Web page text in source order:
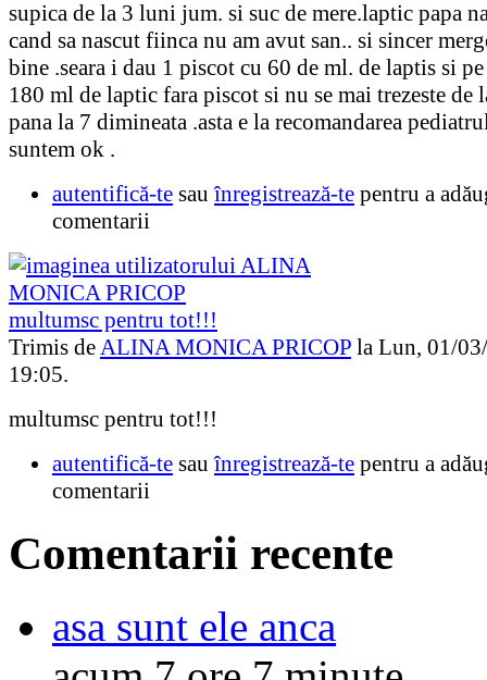
supica de la 3 luni jum. si suc de mere.laptic papa
cand sa nascut fiinca nu am avut san.. si sincer
bine .seara i dau 1 piscot cu 60 de ml. de laptis si
180 ml de laptic fara piscot si nu se mai trezeste de
pana la 7 dimineata .asta e la recomandarea
suntem ok .
autentifică-te sauînregistrează-te pentru a
comentarii
multumsc pentru tot!!!
Trimis deALINA MONICA PRICOP la Lun, 01/
19:05.
multumsc pentru tot!!!
autentifică-te sauînregistrează-te pentru a
comentarii
Comentarii recente
asa sunt ele anca